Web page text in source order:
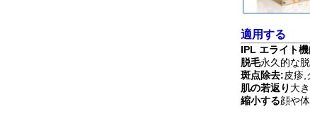
適用する
IPL エライト
脱毛永久的な
斑点除去:皮疹,
肌の若返り 大
縮小する顔や